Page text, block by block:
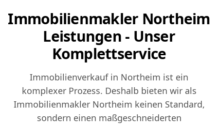
Immobilienmakler Northeim
Leistungen - Unser
Komplettservice
Immobilienverkauf in Northeim ist ein
komplexer Prozess. Deshalb bieten wir als
Immobilienmakler Northeim keinen Standard,
sondern einen maßgeschneiderten